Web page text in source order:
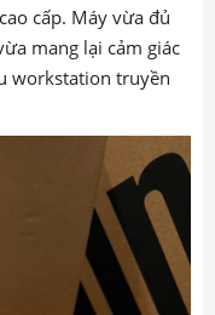
cấp. Máy vừa đủ
mang lại cảm giác
workstation truyền